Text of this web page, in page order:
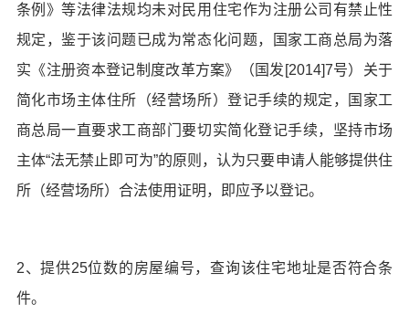
条例》等法律法规均未对民用住宅作为注册公司有禁止性
规定，鉴于该问题已成为常态化问题，国家工商总局为落
实《注册资本登记制度改革方案》（国发[2014]7号）关于
简化市场主体住所（经营场所）登记手续的规定，国家工
商总局一直要求工商部门要切实简化登记手续，坚持市场
主体“法无禁止即可为”的原则，认为只要申请人能够提供住
所（经营场所）合法使用证明，即应予以登记。
2、提供25位数的房屋编号，查询该住宅地址是否符合条
件。